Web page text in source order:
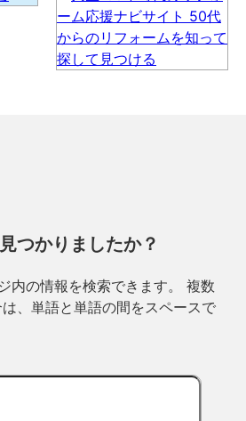
つかりましたか？
内の情報を検索できます。 複数
、単語と単語の間をスペースで